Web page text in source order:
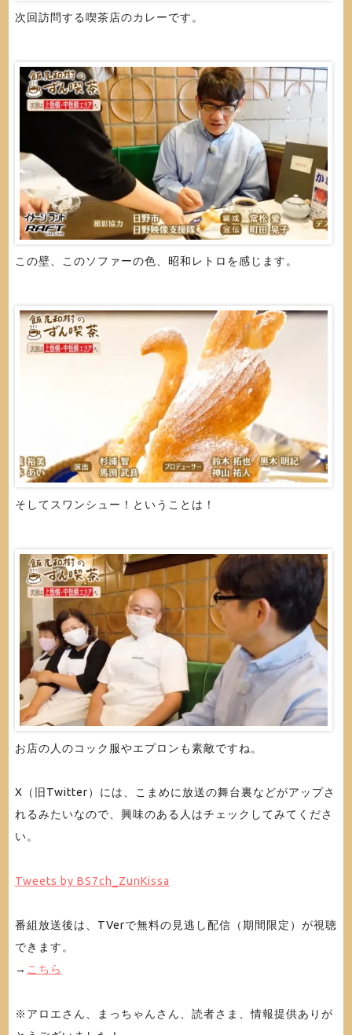
次回訪問する喫茶店のカレーです。
この壁、このソファーの色、昭和レトロを感じます。
そしてスワンシュー！ということは！
お店の人のコック服やエプロンも素敵ですね。
X（旧Twitter）には、こまめに放送の舞台裏などがアップさ
れるみたいなので、興味のある人はチェックしてみてくださ
い。
Tweets by BS7ch_ZunKissa
番組放送後は、TVerで無料の見逃し配信（期間限定）が視聴
できます。
→ こちら
※アロエさん、まっちゃんさん、読者さま、情報提供ありが